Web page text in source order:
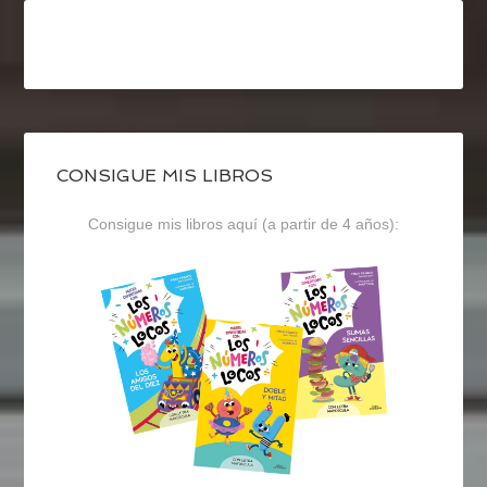
CONSIGUE MIS LIBROS
Consigue mis libros aquí (a partir de 4 años):